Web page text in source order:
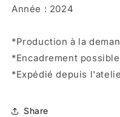
Année : 2024
*Production à la
*Encadrement
*Expédié depuis
Share